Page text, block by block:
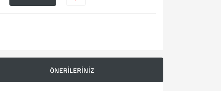
ÖNERİLERİNİZ